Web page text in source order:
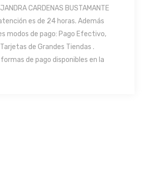
CARDENAS BUSTAMANTE
es de 24 horas. Además
modos de pago: Pago Efectivo,
de Grandes Tiendas .
de pago disponibles en la